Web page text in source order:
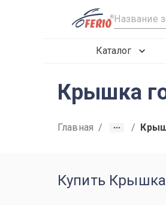
R
Каталог
Крышка
Главная / /
Купить